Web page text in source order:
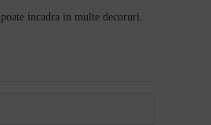
incadra in multe decoruri.